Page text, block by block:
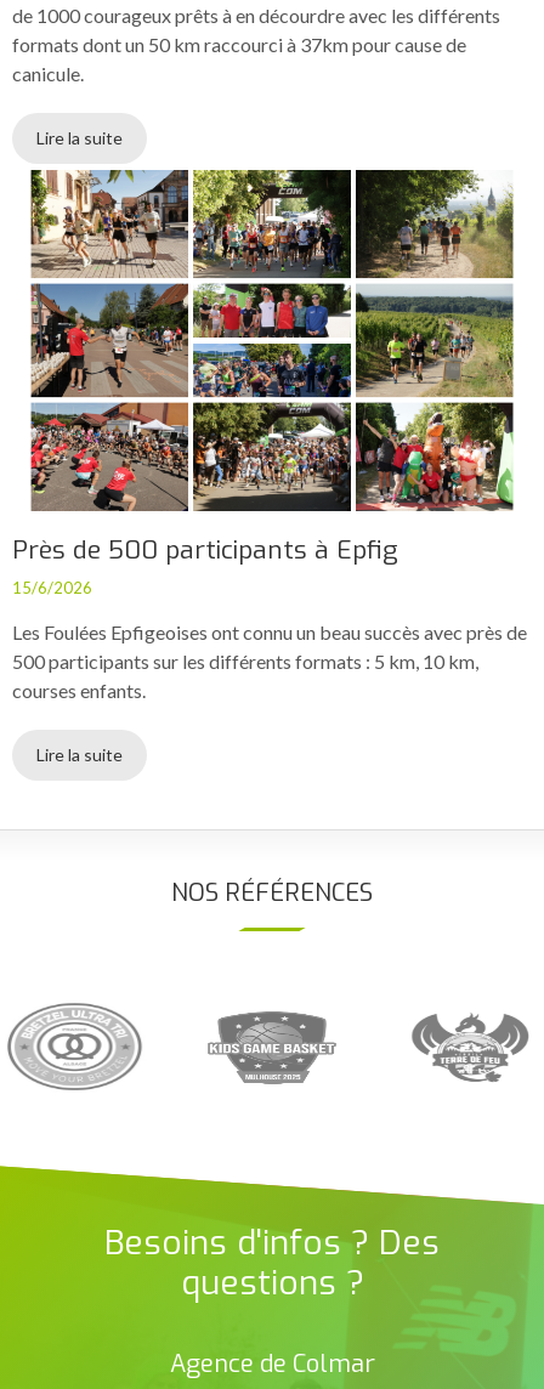
de 1000 courageux prêts à en décourdre avec les différents
formats dont un 50 km raccourci à 37km pour cause de
canicule.
Lire la suite
Près de 500 participants à Epfig
15/6/2026
Les Foulées Epfigeoises ont connu un beau succès avec près de
500 participants sur les différents formats : 5 km, 10 km,
courses enfants.
Lire la suite
NOS RÉFÉRENCES
Besoins d'infos ? Des
questions ?
Agence de Colmar